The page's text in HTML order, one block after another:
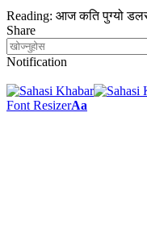
Reading: आज कति पुग्यो
Share
Notification
Font ResizerAa